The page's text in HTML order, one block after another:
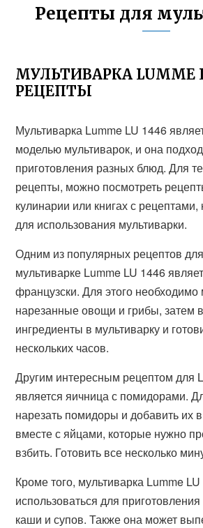
Рецепты для
МУЛЬТИВАРКА LUMME
РЕЦЕПТЫ
Мультиварка Lumme LU 1446
моделью мультиварок, и она
приготовления разных блюд. Для
рецепты, можно посмотреть
кулинарии или книгах с
для использования мультиварки.
Одним из популярных рецептов
мультиварке Lumme LU 1446
французски. Для этого
нарезанные овощи и грибы, затем
ингредиенты в мультиварку и
нескольких часов.
Другим интересным рецептом для
является яичница с помидорами.
нарезать помидоры и добавить их
вместе с яйцами, которые нужно
взбить. Готовить все несколько
Кроме того, мультиварка Lumme
использоваться для
каши и супов. Также она может